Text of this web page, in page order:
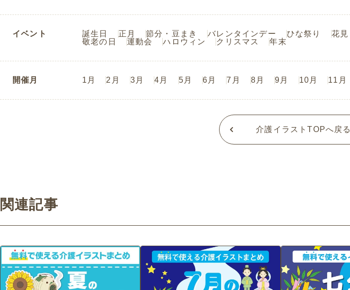
イベント 誕生日 正月 節分・豆まき バレンタインデー ひな祭り 花見
敬老の日
運動会 ハロウィン クリスマス 年末
開催月 1月 2月 3月 4月 5月 6月 7月 8月 9月 10月 11月
介護イラストTOPへ戻る
関連記事